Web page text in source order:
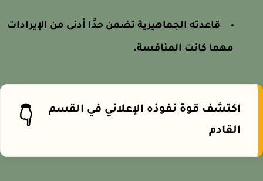
قاعدته الجماهيرية تضمن حدًا أدنى من الإيرادات
مهما كانت المنافسة.
اكتشف قوة نفوذه الإعلاني في القسم
القادم
👇